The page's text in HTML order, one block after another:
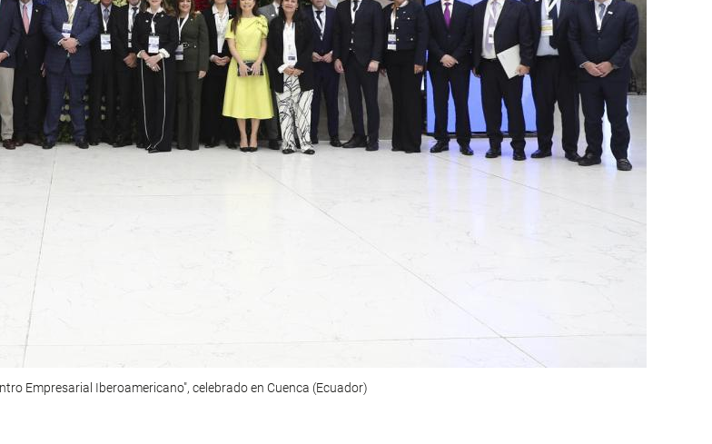
Empresarial Iberoamericano", celebrado en Cuenca (Ecuador)